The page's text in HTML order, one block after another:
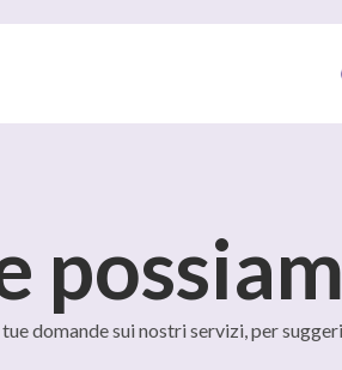
domande sui nostri servizi, per